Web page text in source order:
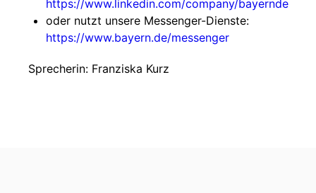
https://www.linkedin.com/company/bayernde
oder nutzt unsere Messenger-Dienste:
https://www.bayern.de/messenger
Sprecherin: Franziska Kurz